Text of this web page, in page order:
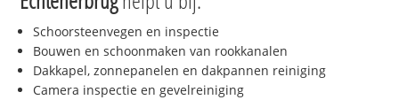
Schoorsteenvegen en inspectie
Bouwen en schoonmaken van rookkanalen
Dakkapel, zonnepanelen en dakpannen reiniging
Camera inspectie en gevelreiniging